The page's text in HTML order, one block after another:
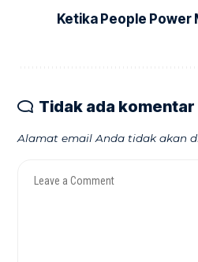
Ketika People Power
Tidak ada komentar
Alamat email Anda tidak akan